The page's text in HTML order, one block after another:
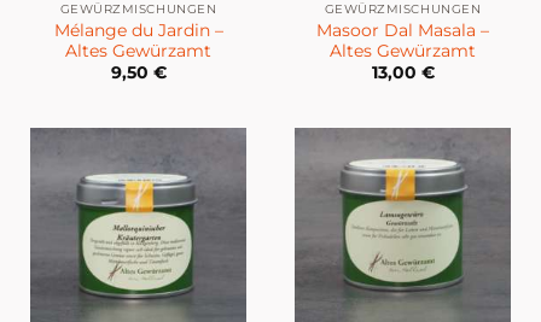
GEWÜRZMISCHUNGEN
Mélange du Jardin –
Altes Gewürzamt
9,50 €
GEWÜRZMISCHUNGEN
Masoor Dal Masala –
Altes Gewürzamt
13,00 €